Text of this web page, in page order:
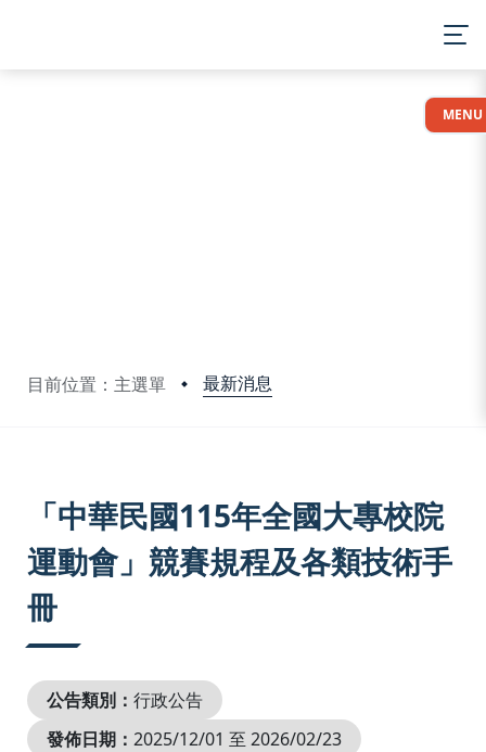
目前位置：主選單 最新消息
MENU
「中華民國115年全國大專校院
運動會」競賽規程及各類技術手
冊
公告類別： 行政公告
發佈日期： 2025/12/01 至 2026/02/23